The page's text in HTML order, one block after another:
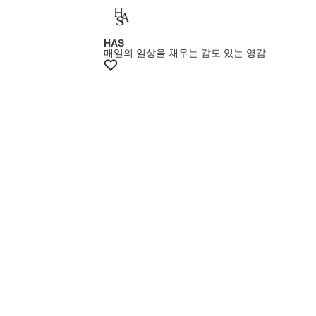
HAS
매일의 일상을 채우는 감도 있는 영감